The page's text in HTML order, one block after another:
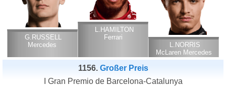
G.RUSSELL
Mercedes
L.HAMILTON
Ferrari
L.NORRIS
McLaren Mercedes
1156. Großer Preis
I Gran Premio de Barcelona-Catalunya